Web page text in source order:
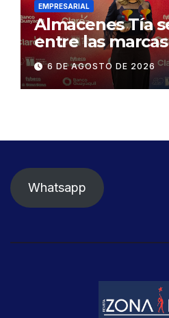
EMPRESARIAL
Almacenes Tía
entre las
influyentes del
6 DE AGOSTO DE 2026
Whatsapp